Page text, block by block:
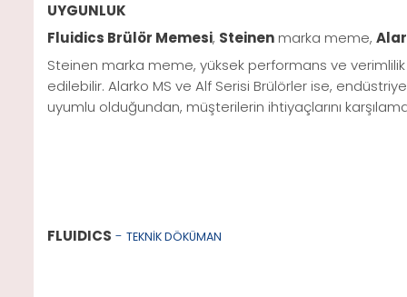
UYGUNLUK
Fluidics Brülör Memesi, Steinen marka meme,
Steinen marka meme, yüksek performans ve
edilebilir. Alarko MS ve Alf Serisi Brülörler ise,
uyumlu olduğundan, müşterilerin ihtiyaçlarını
FLUIDICS - TEKNİK DÖKÜMAN